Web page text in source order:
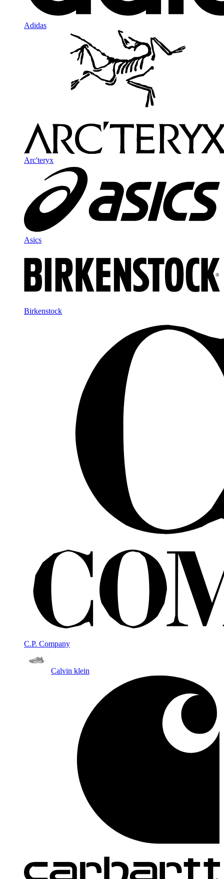
Adidas
Arc'teryx
Asics
Birkenstock
C.P. Company
Calvin klein